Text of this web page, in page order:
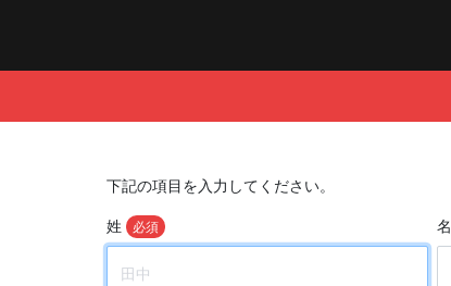
下記の項目を入力してください。
姓 必須 名